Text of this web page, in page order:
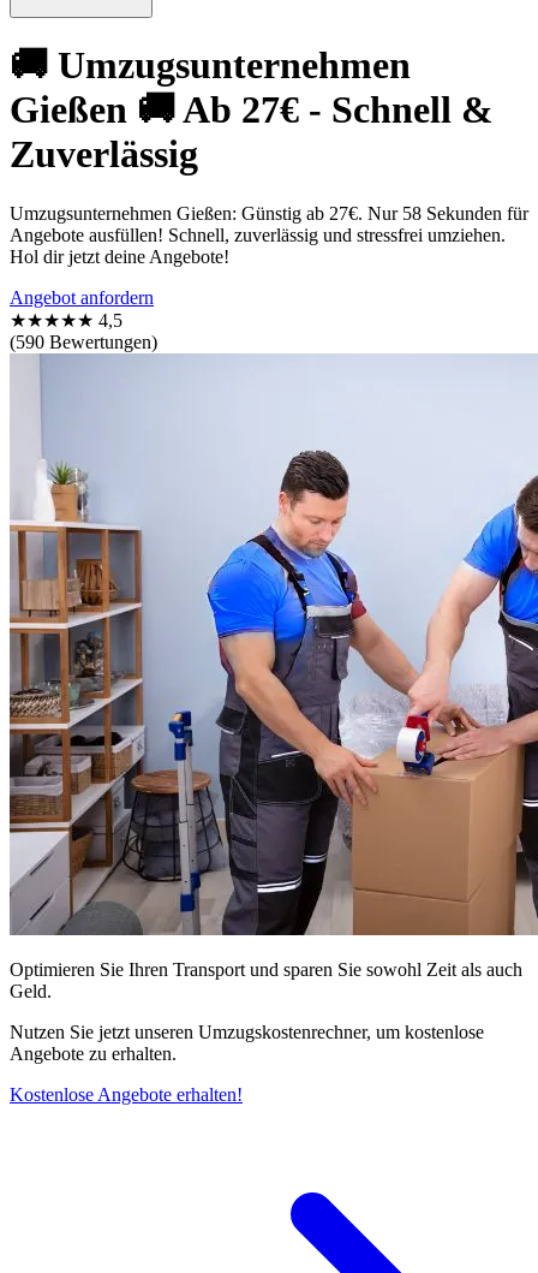
🚚 Umzugsunternehmen
Gießen 🚚 Ab 27€ - Schnell &
Zuverlässig‎
Umzugsunternehmen Gießen: Günstig ab 27€. Nur 58 Sekunden für
Angebote ausfüllen! Schnell, zuverlässig und stressfrei umziehen.
Hol dir jetzt deine Angebote!
Angebot anfordern
★★★★★ 4,5
(590 Bewertungen)
Optimieren Sie Ihren Transport und sparen Sie sowohl Zeit als auch
Geld.
Nutzen Sie jetzt unseren Umzugskostenrechner, um kostenlose
Angebote zu erhalten.
Kostenlose Angebote erhalten!